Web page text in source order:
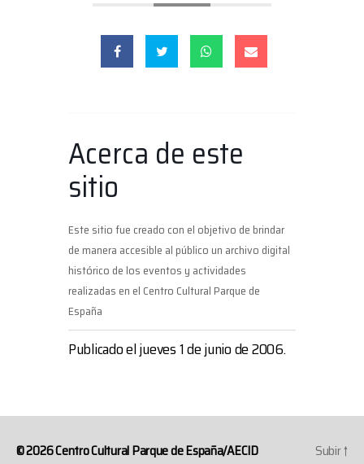
Acerca de este
sitio
Este sitio fue creado con el objetivo de brindar
de manera accesible al público un archivo digital
histórico de los eventos y actividades
realizadas en el Centro Cultural Parque de
España
Publicado el jueves 1 de junio de 2006.
© 2026Centro Cultural Parque de España/AECID Subir↑